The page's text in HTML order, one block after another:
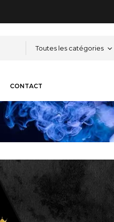
Toutes les catégories
CONTACT